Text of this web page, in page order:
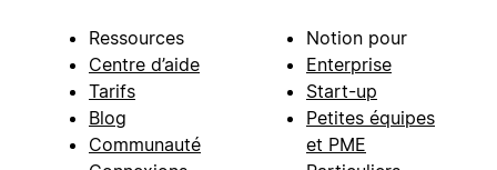
Ressources
Centre d’aide
Tarifs
Blog
Communauté
Notion pour
Enterprise
Start-up
Petites équipes
et PME